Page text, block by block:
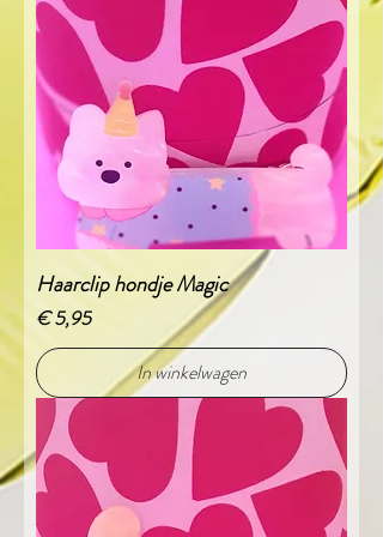
Haarclip hondje Magic
Prijs
€ 5,95
In winkelwagen